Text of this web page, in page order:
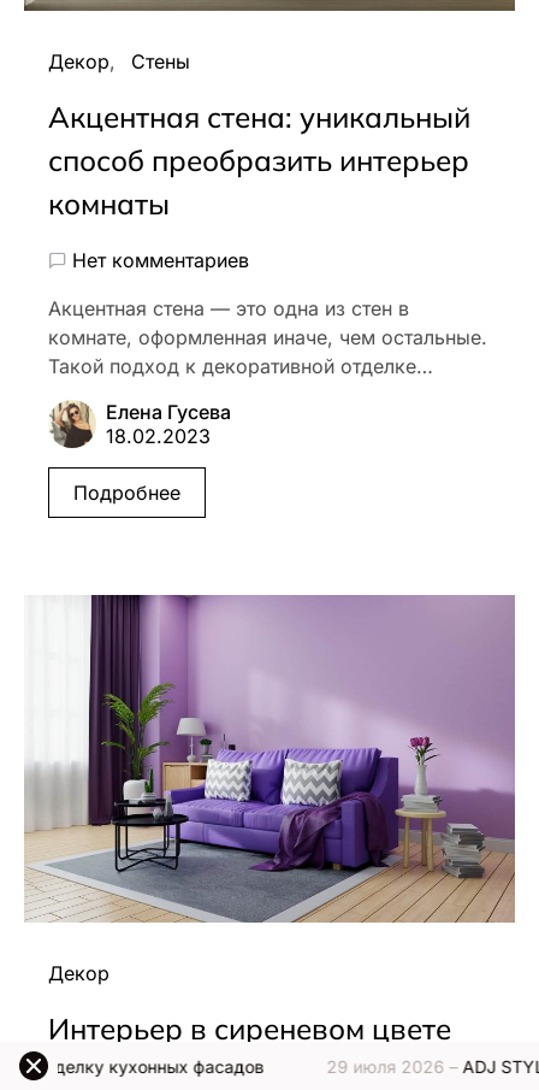
Декор Стены
Акцентная стена: уникальный
способ преобразить интерьер
комнаты
Нет комментариев
Акцентная стена — это одна из стен в
комнате, оформленная иначе, чем остальные.
Такой подход к декоративной отделке…
Елена Гусева
18.02.2023
Подробнее
Декор
Интерьер в сиреневом цвете
фасадов 29 июля 2026 –ADJ STYLE